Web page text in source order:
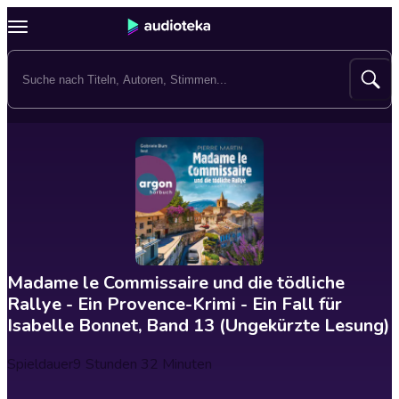
Madame le Commissaire und die tödliche
Rallye - Ein Provence-Krimi - Ein Fall für
Isabelle Bonnet, Band 13 (Ungekürzte Lesung)
Spieldauer9 Stunden 32 Minuten